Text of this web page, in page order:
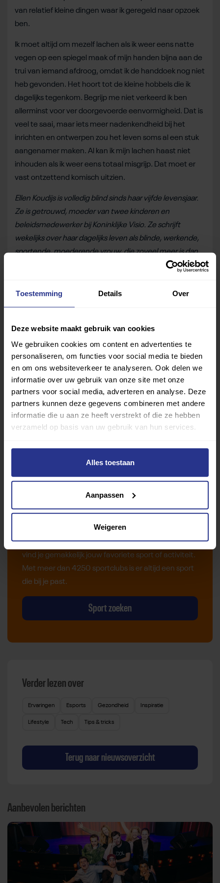
Toestemming Details Over
Deze website maakt gebruik van cookies
We gebruiken cookies om content en advertenties te
personaliseren, om functies voor social media te bieden
en om ons websiteverkeer te analyseren. Ook delen we
informatie over uw gebruik van onze site met onze
partners voor social media, adverteren en analyse. Deze
partners kunnen deze gegevens combineren met andere
informatie die u aan ze heeft verstrekt of die ze hebben
verzameld op basis van uw gebruik van hun services.
Alles toestaan
Aanpassen
Weigeren
van relatief kleine dingen waar ik geregeld naar opzoek
ben.
Ik moet altijd om mezelf lachen als ik weer eens natte
vegen op een spiegel maak of mijn handen bijna aan de
trui van iemand afdroog, omdat ik de handdoek nog niet
heb gevonden. Het hoort tot de kleine hobbels die ik
dagelijks tegenkom. Begrijp me niet verkeerd ik ben
allerminst voor ver doorgevoerde eenvormigheid. Dat is
veel te saai, maar iets meer nadenkendheid bij het
inrichten en ontwerpen zou het leven soms al een stuk
aangenamer maken. Al kan ik mijn lachen haast niet
inhouden als ik weer eens totaal misgrijp. Dat moet er
vast ontzettend komisch uitzien.
Ellen Koudijs is volledig blind sinds haar vijfde levensjaar.
Ze is getrouwd, moeder van twee kinderen en
beleidsmedewerker bij Koninklijke Visio. Ze schrijft
wekelijks over haar dagelijks leven als blinde, werkende,
sportende, moederende vrouw, die zoveel meer is dan
Deel dit bericht
Van atletiek tot zwemmen: met onze Sportzoeker
vind je gemakkelijk jouw favoriete sport of activiteit.
Met meer dan 4250 sportclubs is er altijd een sport
die bij je past.
Sport zoeken
Verder lezen over
Ervaringen Esports Gezondheid Inspiratie
Lifestyle Tech Tips & tricks
Terug naar nieuwsoverzicht
Aanbevolen berichten